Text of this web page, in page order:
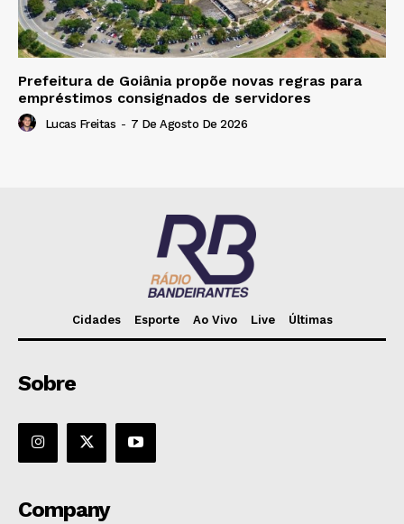
Prefeitura de Goiânia propõe novas regras para
empréstimos consignados de servidores
Lucas Freitas - 7 De Agosto De 2026
Cidades Esporte Ao Vivo Live Últimas
Sobre
Company